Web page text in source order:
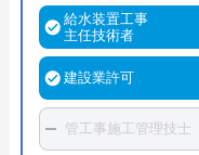
給水装置工事
主任技術者
建設業許可
管工事施工管理技士